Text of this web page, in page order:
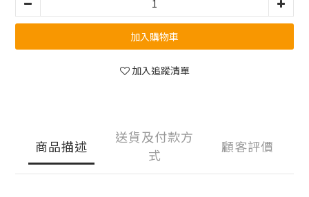
加入購物車
加入追蹤清單
商品描述
送貨及付款方
式
顧客評價